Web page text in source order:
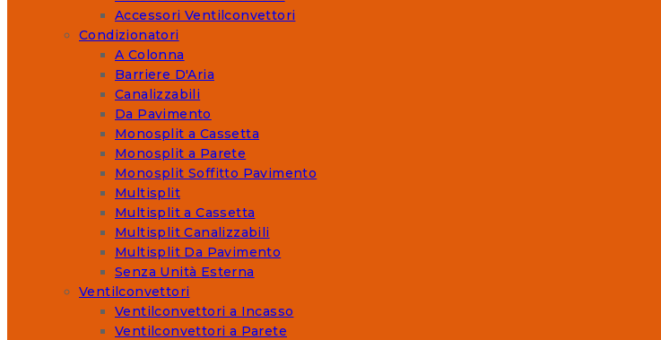
Accessori Ventilconvettori
Condizionatori
A Colonna
Barriere D'Aria
Canalizzabili
Da Pavimento
Monosplit a Cassetta
Monosplit a Parete
Monosplit Soffitto Pavimento
Multisplit
Multisplit a Cassetta
Multisplit Canalizzabili
Multisplit Da Pavimento
Senza Unità Esterna
Ventilconvettori
Ventilconvettori a Incasso
Ventilconvettori a Parete